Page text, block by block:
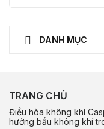
DANH MỤC
TRANG CHỦ
Điều hòa không khí
hưởng bầu không khí